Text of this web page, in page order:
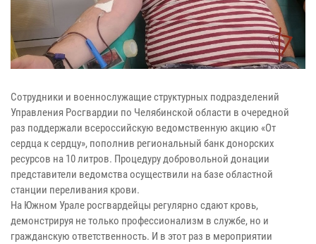
Сотрудники и военнослужащие структурных подразделений
Управления Росгвардии по Челябинской области в очередной
раз поддержали всероссийскую ведомственную акцию «От
сердца к сердцу», пополнив региональный банк донорских
ресурсов на 10 литров. Процедуру добровольной донации
представители ведомства осуществили на базе областной
станции переливания крови.
На Южном Урале росгвардейцы регулярно сдают кровь,
демонстрируя не только профессионализм в службе, но и
гражданскую ответственность. И в этот раз в мероприятии